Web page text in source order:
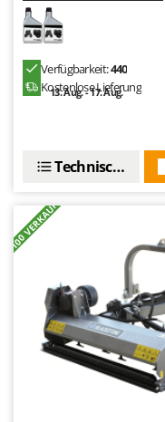
Verfügbarkeit:440
Kostenlose Lieferung
13. Aug. - 17. Aug.
Technische Daten
+100 VERKAUFT